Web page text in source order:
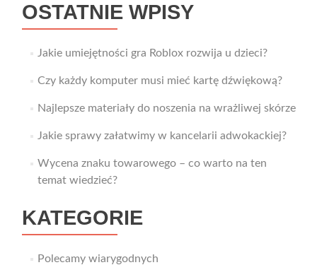
OSTATNIE WPISY
Jakie umiejętności gra Roblox rozwija u dzieci?
Czy każdy komputer musi mieć kartę dźwiękową?
Najlepsze materiały do noszenia na wrażliwej skórze
Jakie sprawy załatwimy w kancelarii adwokackiej?
Wycena znaku towarowego – co warto na ten
temat wiedzieć?
KATEGORIE
Polecamy wiarygodnych